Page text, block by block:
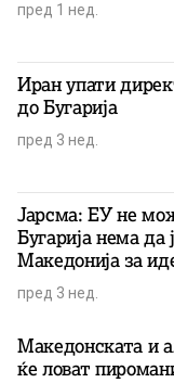
пред 1 нед.
Иран упати
до Бугарија
пред 3 нед.
Јарсма: ЕУ не
Бугарија нема да
Македонија за
пред 3 нед.
Македонската и
ќе ловат